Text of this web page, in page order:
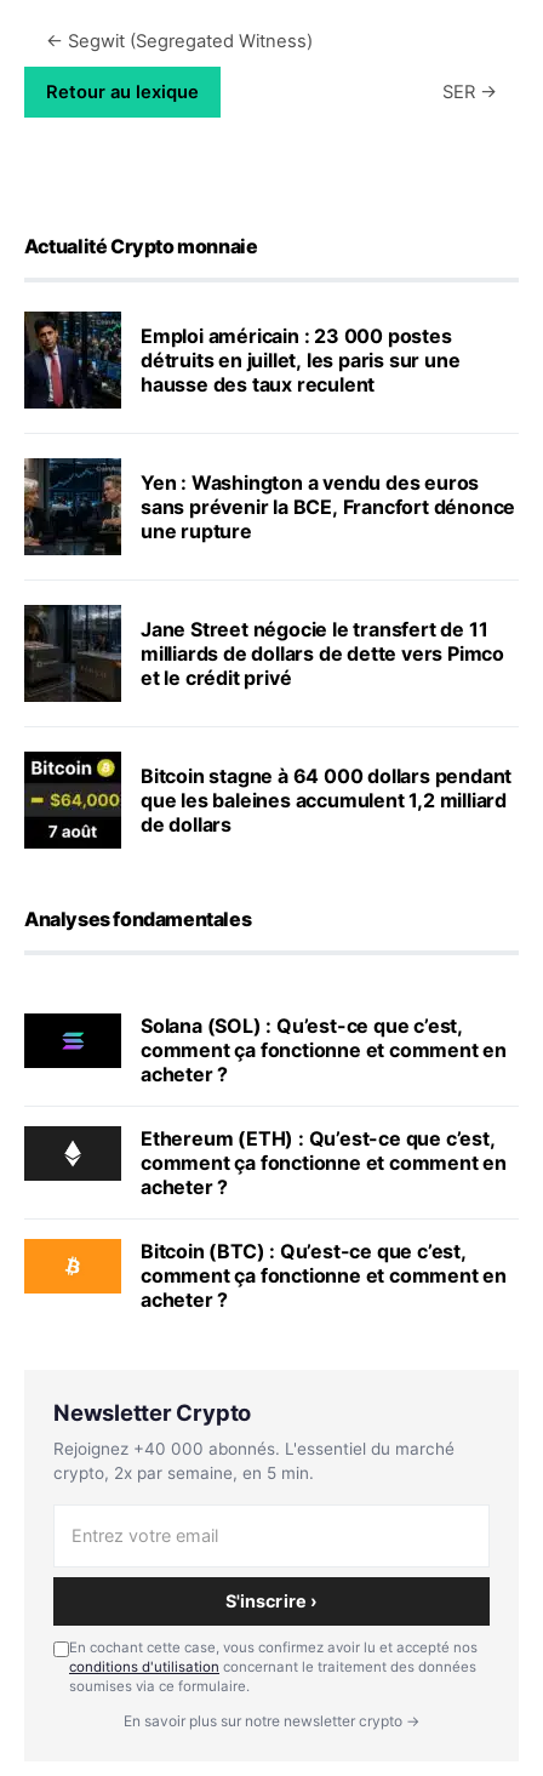
← Segwit (Segregated Witness)
Retour au lexique SER →
Actualité Crypto monnaie
Emploi américain : 23 000 postes
détruits en juillet, les paris sur une
hausse des taux reculent
Yen : Washington a vendu des euros
sans prévenir la BCE, Francfort dénonce
une rupture
Jane Street négocie le transfert de 11
milliards de dollars de dette vers Pimco
et le crédit privé
Bitcoin stagne à 64 000 dollars pendant
que les baleines accumulent 1,2 milliard
de dollars
Analyses fondamentales
Solana (SOL) : Qu’est-ce que c’est,
comment ça fonctionne et comment en
acheter ?
Ethereum (ETH) : Qu’est-ce que c’est,
comment ça fonctionne et comment en
acheter ?
Bitcoin (BTC) : Qu’est-ce que c’est,
comment ça fonctionne et comment en
acheter ?
Newsletter Crypto
Rejoignez +40 000 abonnés. L'essentiel du marché
crypto, 2x par semaine, en 5 min.
S'inscrire ›
En cochant cette case, vous confirmez avoir lu et accepté nos
conditions d'utilisation concernant le traitement des données
soumises via ce formulaire.
En savoir plus sur notre newsletter crypto →